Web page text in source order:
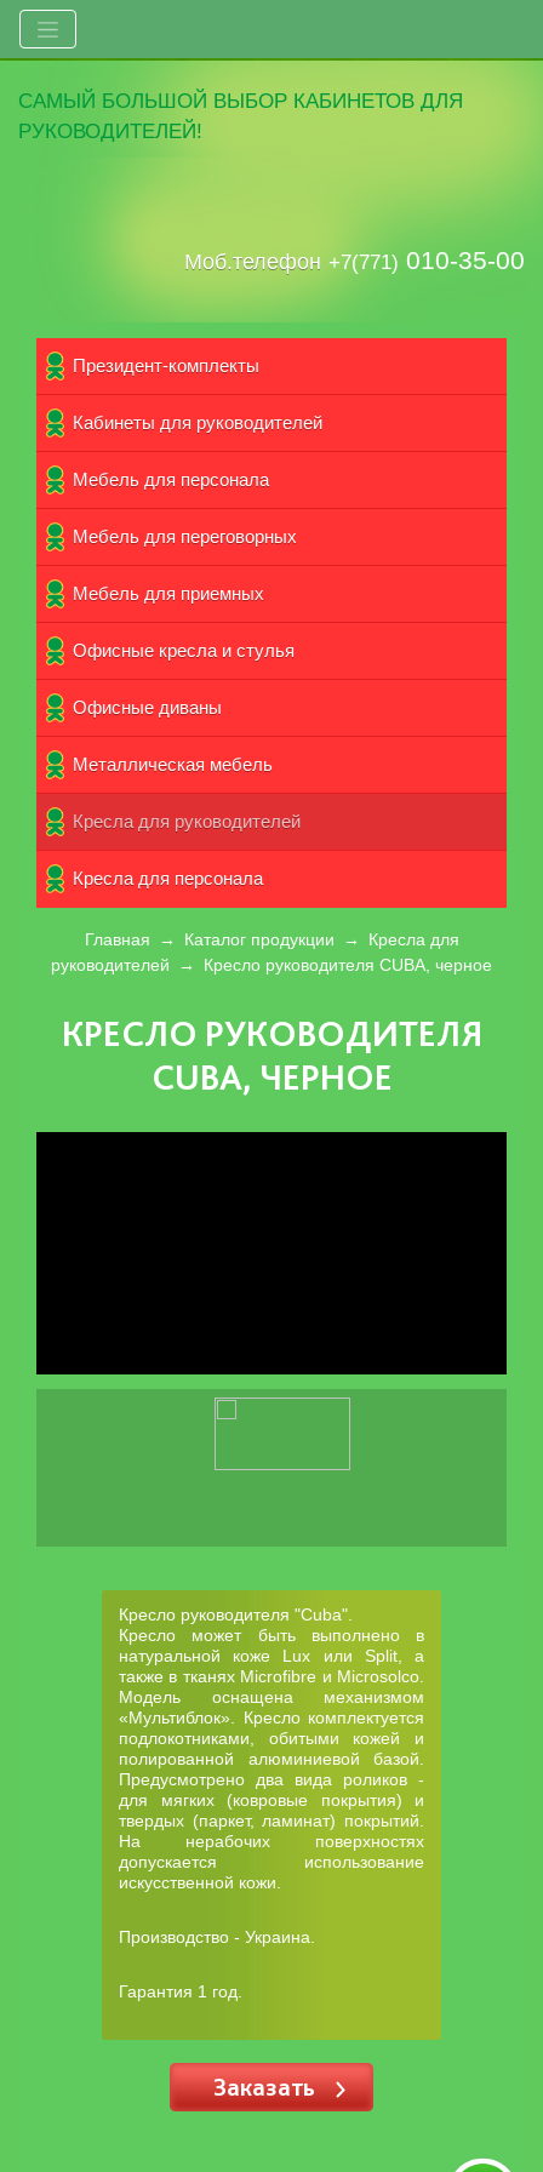
САМЫЙ БОЛЬШОЙ ВЫБОР КАБИНЕТОВ ДЛЯ
РУКОВОДИТЕЛЕЙ!
Моб.телефон +7(771) 010-35-00
Президент-комплекты
Кабинеты для руководителей
Мебель для персонала
Мебель для переговорных
Мебель для приемных
Офисные кресла и стулья
Офисные диваны
Металлическая мебель
Кресла для руководителей
Кpecла для персонала
Главная → Каталог продукции →
Кресла для
руководителей
→ Кресло руководителя CUBA, черное
КРЕСЛО РУКОВОДИТЕЛЯ
CUBA, ЧЕРНОЕ
Кресло руководителя "Cuba".
Кресло может быть выполнено в
натуральной коже Lux или Split, а
также в тканях Microfibre и Microsolco.
Модель оснащена механизмом
«Мультиблок». Кресло комплектуется
подлокотниками, обитыми кожей и
полированной алюминиевой базой.
Предусмотрено два вида роликов -
для мягких (ковровые покрытия) и
твердых (паркет, ламинат) покрытий.
На нерабочих поверхностях
допускается использование
искусственной кожи.
Производство - Украина.
Гарантия 1 год.
Заказать